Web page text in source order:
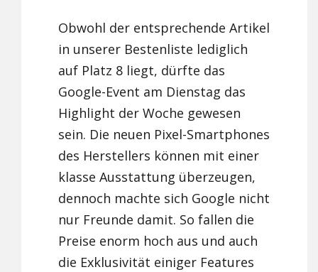
Obwohl der entsprechende Artikel
in unserer Bestenliste lediglich
auf Platz 8 liegt, dürfte das
Google-Event am Dienstag das
Highlight der Woche gewesen
sein. Die neuen Pixel-Smartphones
des Herstellers können mit einer
klasse Ausstattung überzeugen,
dennoch machte sich Google nicht
nur Freunde damit. So fallen die
Preise enorm hoch aus und auch
die Exklusivität einiger Features